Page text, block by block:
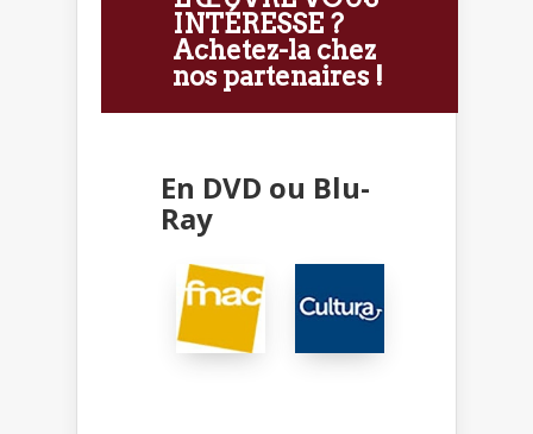
INTÉRESSE ?
Achetez-la chez
nos partenaires !
En DVD ou Blu-
Ray